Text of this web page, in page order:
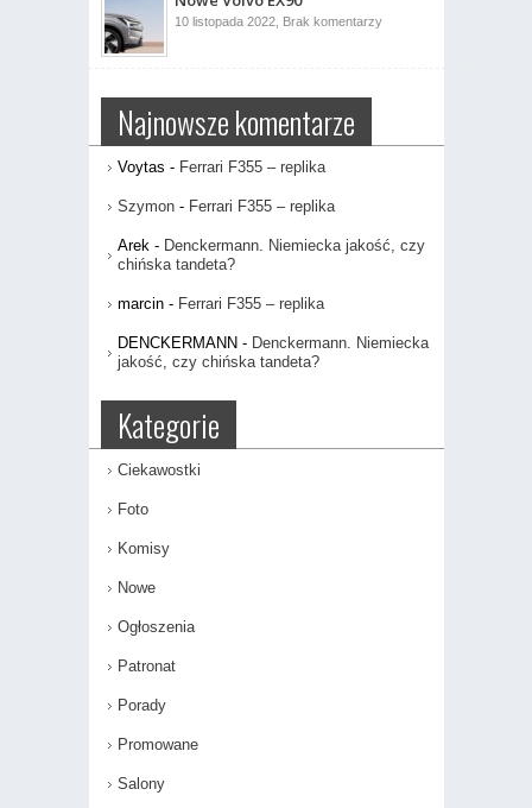
w
10 listopada 2022, Brak komentarzydo
Najnowsze komentarze
Voytas - Ferrari F355 – replika
Szymon- Ferrari F355 – replika
Arek- Denckermann. Niemiecka jakość, czy
chińska tandeta?
marcin- Ferrari F355 – replika
DENCKERMANN - Denckermann. Niemiecka
jakość, czy chińska tandeta?
Kategorie
Ciekawostki
Foto
Komisy
Nowe
Ogłoszenia
Patronat
Porady
Promowane
Salony